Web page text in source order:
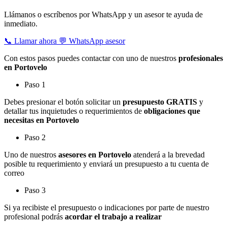
Llámanos o escríbenos por WhatsApp y un asesor te ayuda de
inmediato.
📞 Llamar ahora 💬 WhatsApp asesor
Con estos pasos puedes contactar con uno de nuestros profesionales
en Portovelo
Paso 1
Debes presionar el botón solicitar un presupuesto GRATIS y
detallar tus inquietudes o requerimientos de obligaciones que
necesitas en Portovelo
Paso 2
Uno de nuestros asesores en Portovelo atenderá a la brevedad
posible tu requerimiento y enviará un presupuesto a tu cuenta de
correo
Paso 3
Si ya recibiste el presupuesto o indicaciones por parte de nuestro
profesional podrás acordar el trabajo a realizar